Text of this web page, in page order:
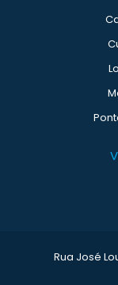
Rua José